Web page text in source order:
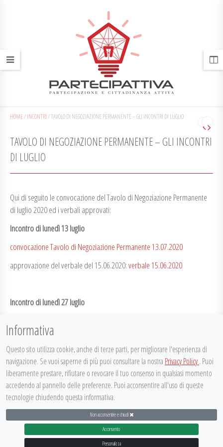
HOME/INCONTRI/TAVOLO DI NEGOZIAZIONE PERMANENTE – GLI INCONTRI DI LUGLIO
TAVOLO DI NEGOZIAZIONE PERMANENTE – GLI INCONTRI
DI LUGLIO
Qui di seguito le convocazione del Tavolo di Negoziazione Permanente
di luglio 2020 ed i verbali approvati:
Incontro di lunedì 13 luglio
convocazione Tavolo di Negoziazione Permanente 13.07.2020
approvazione del verbale del 15.06.2020:verbale 15.06.2020
Incontro di lunedì 27 luglio
approvazione del verbale del 13.07.2020:
Posted on 27 Agosto 2020 inIncontri ,Tavolo di Negoziazione
Permanente
DISPLAY FOOTER
Informativa
Questo sito utilizza cookie, anche di terze parti, per migliorare l'esperienza di
navigazione. Se vuoi saperne di più puoi consultare la nostra Privacy Policy. Puoi
liberamente prestare, rifiutare o revocare il tuo consenso in qualsiasi momento
accedendo al pannello delle preferenze. Puoi acconsentire all'uso di queste
tecnologie chiudendo questa informativa.
Non acconsentire e chiudi
Acconsento
Personalizza